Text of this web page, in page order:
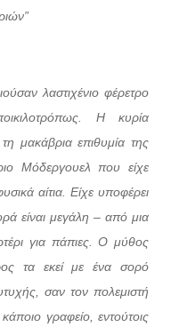
λαστιχένιο φέρετρο
Η κυρία
μακάβρια επιθυμία της
Μόδεργουελ που είχε
αίτια. Είχε υποφέρει
είναι μεγάλη – από μια
για πάπιες. Ο μύθος
τα εκεί με ένα σορό
σαν τον πολεμιστή
γραφείο, εντούτοις